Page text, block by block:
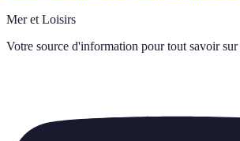
Mer et Loisirs
Votre source d'information pour tout savoir sur